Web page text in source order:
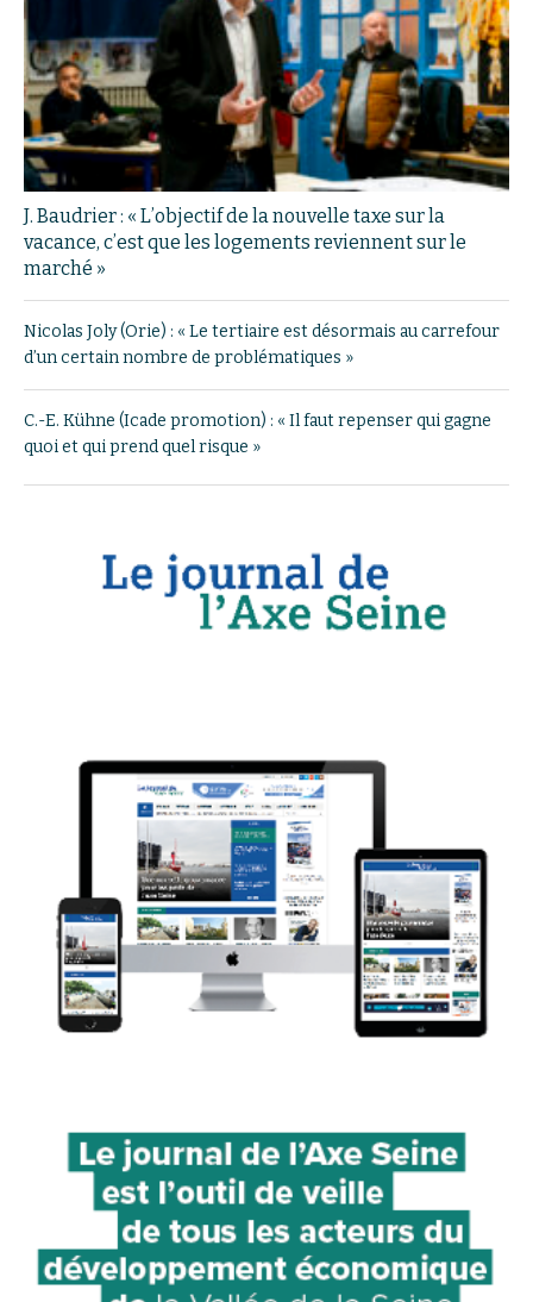
J. Baudrier : « L’objectif de la nouvelle taxe sur la
vacance, c’est que les logements reviennent sur le
marché »
Nicolas Joly (Orie) : « Le tertiaire est désormais au carrefour
d’un certain nombre de problématiques »
C.-E. Kühne (Icade promotion) : « Il faut repenser qui gagne
quoi et qui prend quel risque »